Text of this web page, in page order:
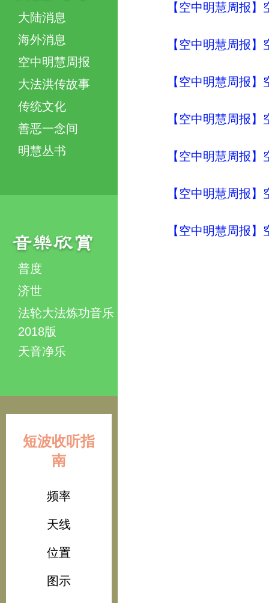
大陆消息
海外消息
空中明慧周报
大法洪传故事
传统文化
善恶一念间
明慧丛书
普度
济世
法轮大法炼功音乐
2018版
天音净乐
短波收听指
南
频率
天线
位置
图示
【空中明慧周报
【空中明慧周报
【空中明慧周报
【空中明慧周报
【空中明慧周报
【空中明慧周报
【空中明慧周报